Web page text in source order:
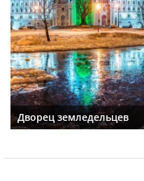
Дворец земледельцев